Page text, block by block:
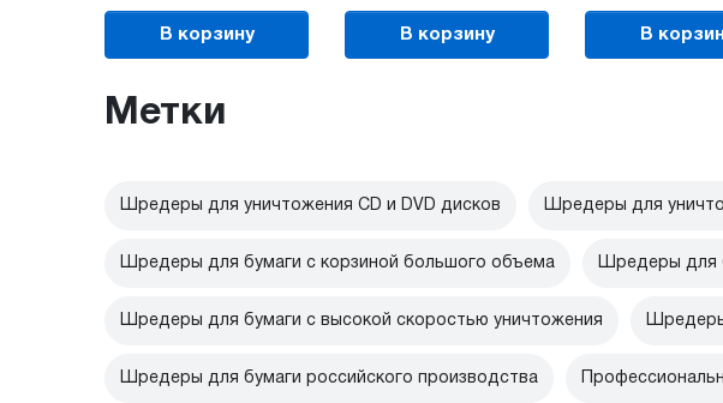
В корзину В корзину В
Метки
Шредеры для уничтожения CD и DVD дисков Шредеры для
Шредеры для бумаги с корзиной большого объема Шредеры для
Шредеры для бумаги с высокой скоростью уничтожения
Шредеры для бумаги российского производства